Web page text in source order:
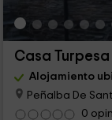
Casa Turpesa
Alojamiento
Peñalba De
0